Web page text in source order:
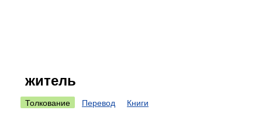
житель
Толкование Перевод Книги